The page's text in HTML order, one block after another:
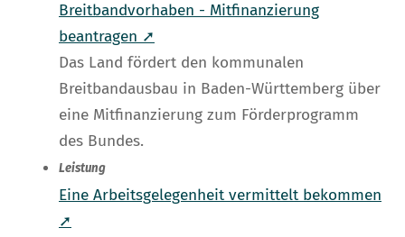
Breitbandvorhaben - Mitfinanzierung
beantragen ➚
Das Land fördert den kommunalen
Breitbandausbau in Baden-Württemberg über
eine Mitfinanzierung zum Förderprogramm
des Bundes.
Leistung
Eine Arbeitsgelegenheit vermittelt bekommen
➚